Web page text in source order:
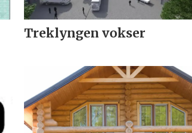
Treklyngen vokser